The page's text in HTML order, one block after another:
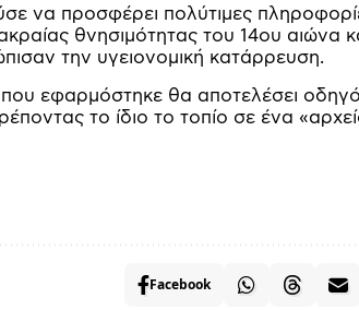
να προσφέρει πολύτιμες
θνησιμότητας του 14ου αιώνα
την υγειονομική κατάρρευση.
εφαρμόστηκε θα αποτελέσει
το ίδιο το τοπίο σε ένα
Facebook